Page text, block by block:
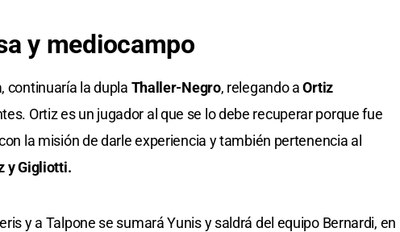
y mediocampo
continuaría la dupla Thaller-Negro, relegando aOrtiz
Ortiz es un jugador al que se lo debe recuperar porque fue
la misión de darle experiencia y también pertenencia al
y Gigliotti.
y a Talpone se sumará Yunis y saldrá del equipo Bernardi, en